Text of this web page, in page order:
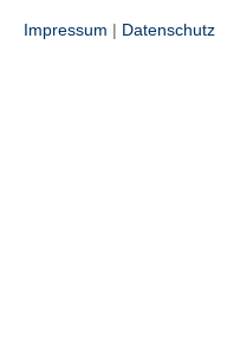
Impressum | Datenschutz